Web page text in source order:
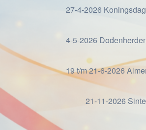
27-4-2026 Koningsdag
4-5-2026
19 t/m 21-6-2026
21-11-2026